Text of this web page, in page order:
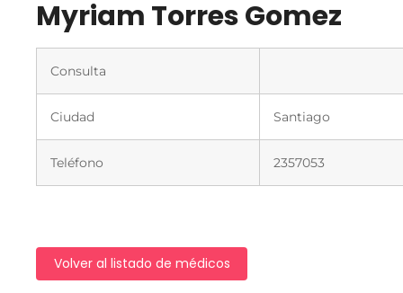
Myriam Torres Gomez
Consulta
Ciudad Santiago
Teléfono 2357053
Volver al listado de médicos